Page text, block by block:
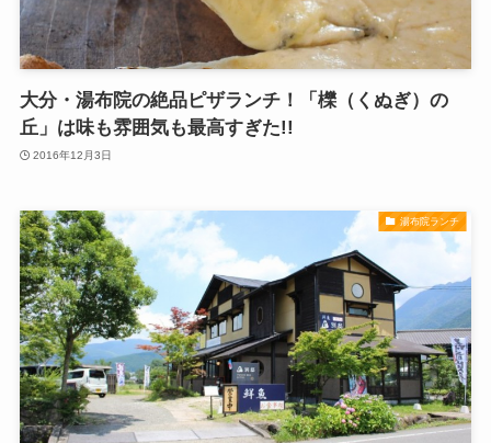
大分・湯布院の絶品ピザランチ！「櫟（くぬぎ）の
丘」は味も雰囲気も最高すぎた!!
2016年12月3日
湯布院ランチ